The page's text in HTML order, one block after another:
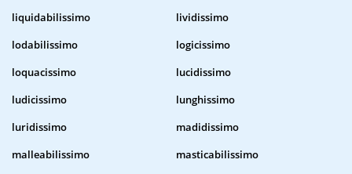
liquidabilissimo
lividissimo
lodabilissimo
logicissimo
loquacissimo
lucidissimo
ludicissimo
lunghissimo
luridissimo
madidissimo
malleabilissimo
masticabilissimo